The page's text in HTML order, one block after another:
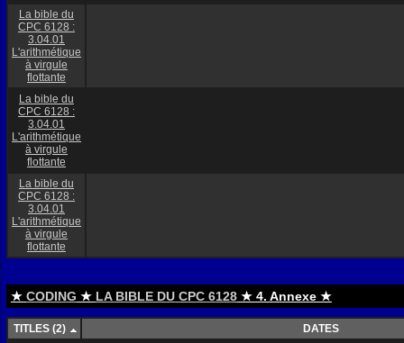
La bible du
CPC 6128 :
3.04.01
L'arithmétique
à virgule
flottante
La bible du
CPC 6128 :
3.04.01
L'arithmétique
à virgule
flottante
La bible du
CPC 6128 :
3.04.01
L'arithmétique
à virgule
flottante
★ CODING ★ LA BIBLE DU CPC 6128 ★ 4. Annexe ★
TITLES (2)
DATES